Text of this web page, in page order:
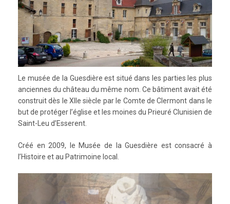
Le musée de la Guesdière est situé dans les parties les plus
anciennes du château du même nom. Ce bâtiment avait été
construit dès le XIIe siècle par le Comte de Clermont dans le
but de protéger l’église et les moines du Prieuré Clunisien de
Saint-Leu d’Esserent.
Créé en 2009, l e Musée de la Guesdière est consacré à
l’Histoire et au Patrimoine local.